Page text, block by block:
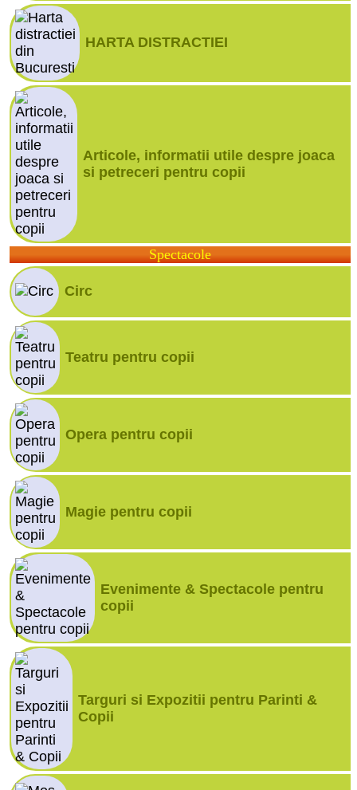
HARTA DISTRACTIEI
Articole, informatii utile despre joaca
si petreceri pentru copii
Spectacole
Circ
Teatru pentru copii
Opera pentru copii
Magie pentru copii
Evenimente & Spectacole pentru
copii
Targuri si Expozitii pentru Parinti &
Copii